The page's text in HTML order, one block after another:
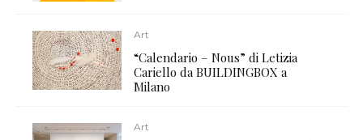
Art
“Calendario – Nous” di Letizia
Cariello da BUILDINGBOX a
Milano
Art